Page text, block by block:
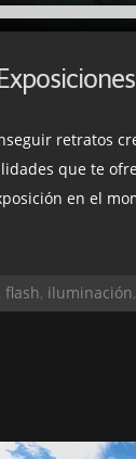
retratos
que te ofrece el
en el momento
flash, iluminación,